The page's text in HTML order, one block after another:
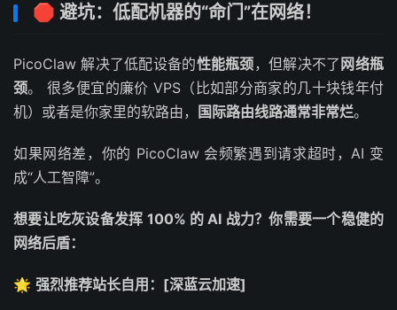
🛑 避坑：低配机器的“命门”在网络！
PicoClaw 解决了低配设备的性能瓶颈，但解决不了网络瓶
颈。 很多便宜的廉价 VPS（比如部分商家的几十块钱年付
机）或者是你家里的软路由， 国际路由线路通常非常烂。
如果网络差，你的 PicoClaw 会频繁遇到请求超时，AI 变
成“人工智障”。
想要让吃灰设备发挥 100% 的 AI 战力？你需要一个稳健的
网络后盾：
🌟 强烈推荐站长自用：[深蓝云加速]